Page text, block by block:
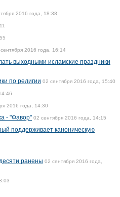
2016 года, 18:38
2016 года, 16:14
выходными исламские праздники
по религии 02 сентября 2016 года, 15:40
2016 года, 14:30
- "Фавор" 02 сентября 2016 года, 14:15
поддерживает каноническую
ранены 02 сентября 2016 года,